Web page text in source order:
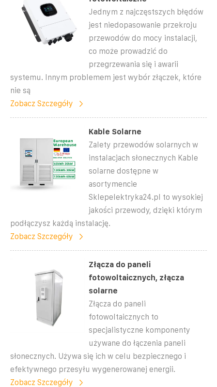
Jednym z najczęstszych błędów
jest niedopasowanie przekroju
przewodów do mocy instalacji,
co może prowadzić do
przegrzewania się i awarii
systemu. Innym problemem jest wybór złączek, które
nie są
Zobacz Szczegóły
Kable Solarne
Zalety przewodów solarnych w
instalacjach słonecznych Kable
solarne dostępne w
asortymencie
Sklepelektryka24.pl to wysokiej
jakości przewody, dzięki którym
podłączysz każdą instalację.
Zobacz Szczegóły
Złącza do paneli
fotowoltaicznych, złącza
solarne
Złącza do paneli
fotowoltaicznych to
specjalistyczne komponenty
używane do łączenia paneli
słonecznych. Używa się ich w celu bezpiecznego i
efektywnego przesyłu wygenerowanej energii.
Zobacz Szczegóły